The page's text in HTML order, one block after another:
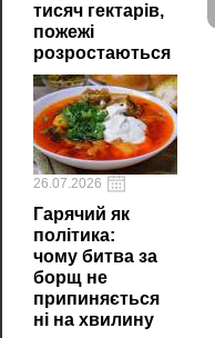
тисяч гектарів,
пожежі
розростаються
26.07.2026
Гарячий як
політика:
чому битва за
борщ не
припиняється
ні на хвилину